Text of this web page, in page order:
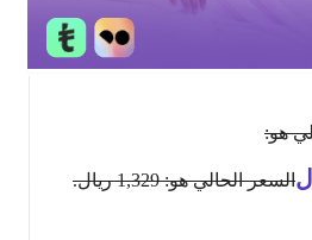
الحالي هو: 1,329 ريال.